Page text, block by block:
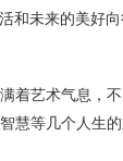
和未来的美好向
着艺术气息，
慧等几个人生